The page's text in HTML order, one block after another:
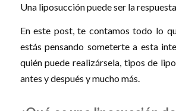
Una liposucción puede ser la respuesta.
En este post, te contamos todo lo
estás pensando someterte a esta
quién puede realizársela, tipos de
antes y después y mucho más.